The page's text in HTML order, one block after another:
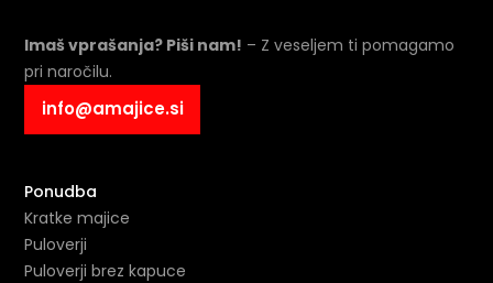
Imaš vprašanja? Piši nam! – Z veseljem ti pomagamo
pri naročilu.
info@amajice.si
Ponudba
Kratke majice
Puloverji
Puloverji brez kapuce